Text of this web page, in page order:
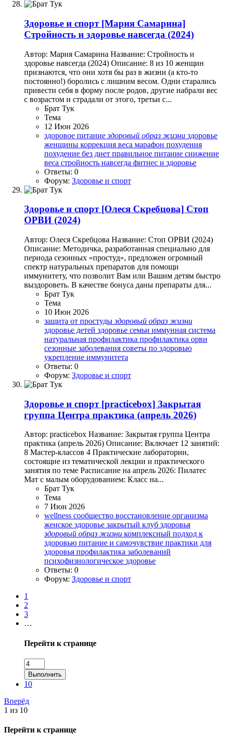
Здоровье и спорт [Мария Самарина]
Стройность и здоровье навсегда (2024)
Автор: Мария Самарина Название: Стройность и
здоровье навсегда (2024) Описание: 8 из 10 женщин
признаются, что они хотя бы раз в жизни (а кто-то
постоянно!) боролись с лишним весом. Одни старались
привести себя в форму после родов, другие набрали вес
с возрастом и страдали от этого, третьи с...
Брат Тук
Тема
12 Июн 2026
здоровое питаниездоровый образ жизни здоровье
женщины коррекция веса марафон похудения
похудение без диет правильное питание снижение
веса стройность навсегда фитнес и здоровье
Ответы: 0
Форум: Здоровье и спорт
Здоровье и спорт [Олеся Скребцова] Стоп
ОРВИ (2024)
Автор: Олеся Скребцова Название: Стоп ОРВИ (2024)
Описание: Методичка, разработанная специально для
периода сезонных «простуд», предложен огромный
спектр натуральных препаратов для помощи
иммунитету, что позволит Вам или Вашим детям быстро
выздороветь. В качестве бонуса даны препараты для...
Брат Тук
Тема
10 Июн 2026
защита от простудыздоровый образ жизни
здоровье детей здоровье семьи иммунная система
натуральная профилактика профилактика орви
сезонные заболевания советы по здоровью
укрепление иммунитета
Ответы: 0
Форум: Здоровье и спорт
Здоровье и спорт [practicebox] Закрытая
группа Центра практика (апрель 2026)
Автор: practicebox Название: Закрытая группа Центра
практика (апрель 2026) Описание: Включает 12 занятий:
8 Мастер-классов 4 Практические лаборатории,
состоящие из тематической лекции и практического
занятия по теме Расписание на апрель 2026: Пилатес
Мат с малым оборудованием: Класс на...
Брат Тук
Тема
7 Июн 2026
wellness сообщество восстановление организма
женское здоровье закрытый клуб здоровья
здоровый образ жизни комплексный подход к
здоровью питание и самочувствие практики для
здоровья профилактика заболеваний
психофизиологическое здоровье
Ответы: 0
Форум: Здоровье и спорт
1
2
3
…
Перейти к странице
Выполнить
10
Вперёд
1 из 10
Перейти к странице